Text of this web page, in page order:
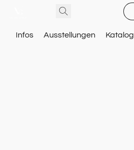
Infos Ausstellungen Katalog